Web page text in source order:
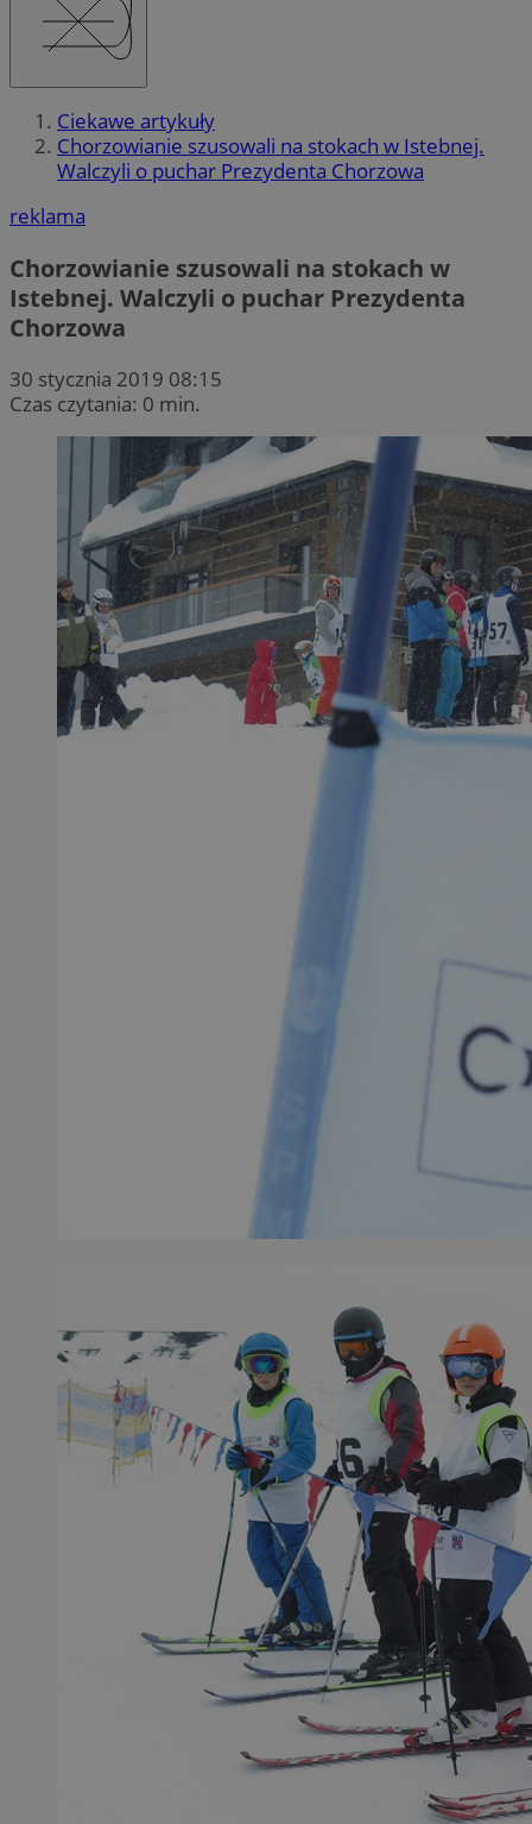
Ciekawe artykuły
Chorzowianie szusowali na stokach w Istebnej.
Walczyli o puchar Prezydenta Chorzowa
reklama
Chorzowianie szusowali na stokach w
Istebnej. Walczyli o puchar Prezydenta
Chorzowa
30 stycznia 2019 08:15
Czas czytania: 0 min.